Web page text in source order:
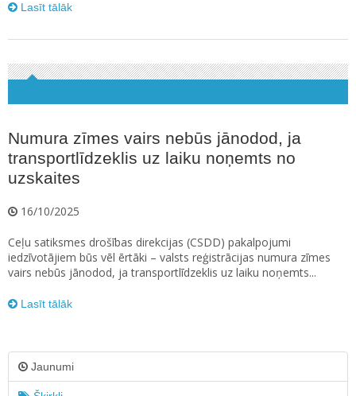
Lasīt tālāk
Numura zīmes vairs nebūs jānodod, ja
transportlīdzeklis uz laiku noņemts no
uzskaites
16/10/2025
Ceļu satiksmes drošības direkcijas (CSDD) pakalpojumi
iedzīvotājiem būs vēl ērtāki – valsts reģistrācijas numura zīmes
vairs nebūs jānodod, ja transportlīdzeklis uz laiku noņemts...
Lasīt tālāk
Jaunumi